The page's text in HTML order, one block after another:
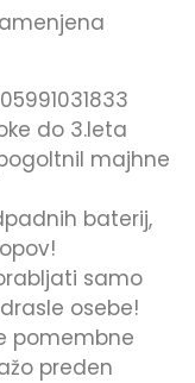
do 3.leta
majhne
baterij,
samo
osebe!
pomembne
preden